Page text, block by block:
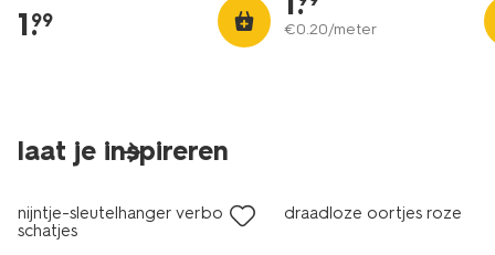
1.
99 €0.20/meter
laat je inspireren
nieuw
nijntje-sleutelhanger verborgen
schatjes
draadloze oortjes roze